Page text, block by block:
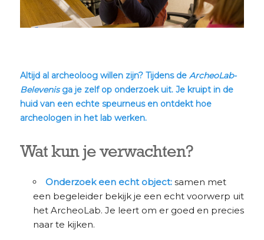
Altijd al archeoloog willen zijn? Tijdens de ArcheoLab-
Belevenisga je zelf op onderzoek uit. Je kruipt in de
huid van een echte speurneus en ontdekt hoe
archeologen in het lab werken.
Wat kun je verwachten?
Onderzoek een echt object:samen met
een begeleider bekijk je een echt voorwerp uit
het ArcheoLab. Je leert om er goed en precies
naar te kijken.